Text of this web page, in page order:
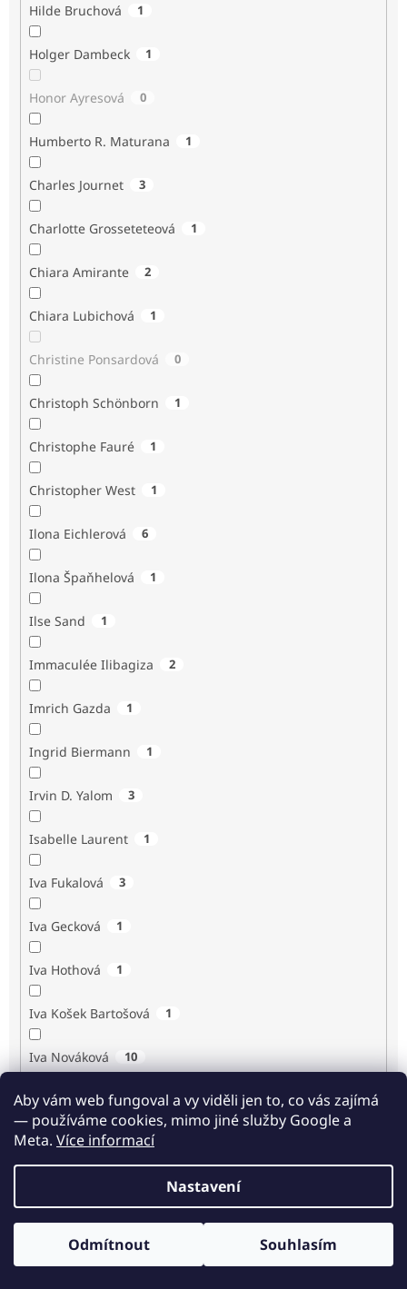
Aby vám web fungoval a vy viděli jen to, co vás zajímá
— používáme cookies, mimo jiné služby Google a
Meta. Více informací
Nastavení
Odmítnout Souhlasím
Hilde Bruchová 1
Holger Dambeck 1
Honor Ayresová 0
Humberto R. Maturana 1
Charles Journet 3
Charlotte Grosseteteová 1
Chiara Amirante 2
Chiara Lubichová 1
Christine Ponsardová 0
Christoph Schönborn 1
Christophe Fauré 1
Christopher West 1
Ilona Eichlerová 6
Ilona Špaňhelová 1
Ilse Sand 1
Immaculée Ilibagiza 2
Imrich Gazda 1
Ingrid Biermann 1
Irvin D. Yalom 3
Isabelle Laurent 1
Iva Fukalová 3
Iva Gecková 1
Iva Hothová 1
Iva Košek Bartošová 1
Iva Nováková 10
Iva Procházková 1
Ivan Renč 1
Odběr novinek